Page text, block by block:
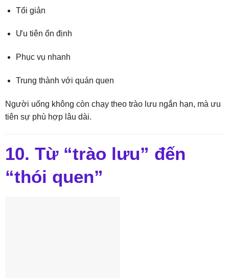
Tối giản
Ưu tiên ổn định
Phục vụ nhanh
Trung thành với quán quen
Người uống không còn chạy theo trào lưu ngắn hạn, mà ưu
tiên sự phù hợp lâu dài.
10. Từ “trào lưu” đến
“thói quen”